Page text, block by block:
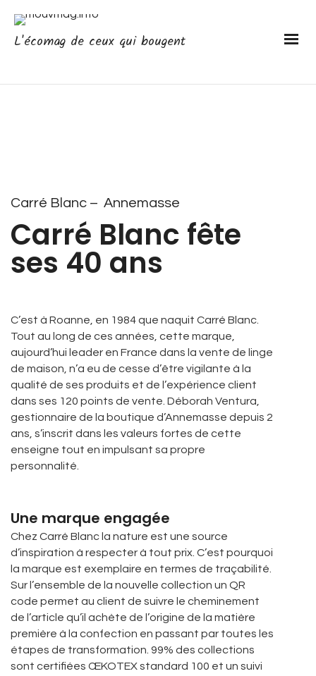
L'écomag de ceux qui bougent
Carré Blanc – Annemasse
Carré Blanc fête
ses 40 ans
C’est à Roanne, en 1984 que naquit Carré Blanc.
Tout au long de ces années, cette marque,
aujourd’hui leader en France dans la vente de linge
de maison, n’a eu de cesse d’être vigilante à la
qualité de ses produits et de l’expérience client
dans ses 120 points de vente. Déborah Ventura,
gestionnaire de la boutique d’Annemasse depuis 2
ans, s’inscrit dans les valeurs fortes de cette
enseigne tout en impulsant sa propre
personnalité.
Une marque engagée
Chez Carré Blanc la nature est une source
d’inspiration à respecter à tout prix. C’est pourquoi
la marque est exemplaire en termes de traçabilité.
Sur l’ensemble de la nouvelle collection un QR
code permet au client de suivre le cheminement
de l’article qu’il achète de l’origine de la matière
première à la confection en passant par toutes les
étapes de transformation. 99% des collections
sont certifiées ŒKOTEX standard 100 et un suivi